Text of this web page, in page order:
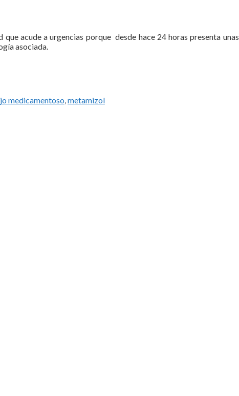
acude a urgencias porque desde hace 24 horas presenta unas
asociada.
medicamentoso,metamizol